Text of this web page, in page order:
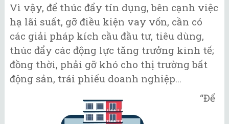
Vì vậy, để thúc đẩy tín dụng, bên cạnh việc
hạ lãi suất, gỡ điều kiện vay vốn, cần có
các giải pháp kích cầu đầu tư, tiêu dùng,
thúc đẩy các động lực tăng trưởng kinh tế;
đồng thời, phải gỡ khó cho thị trường bất
động sản, trái phiếu doanh nghiệp...
“Để